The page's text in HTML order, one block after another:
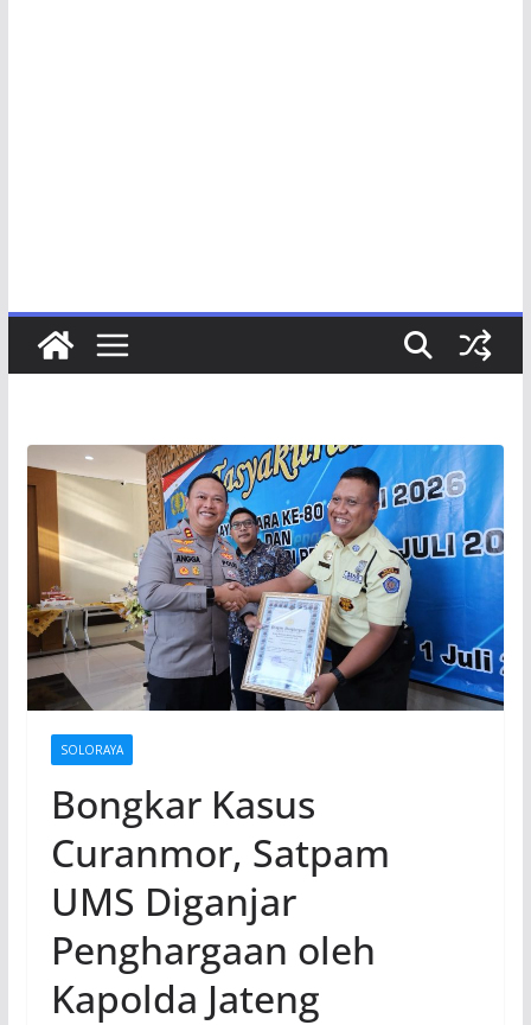
SOLORAYA
Bongkar Kasus
Curanmor, Satpam
UMS Diganjar
Penghargaan oleh
Kapolda Jateng